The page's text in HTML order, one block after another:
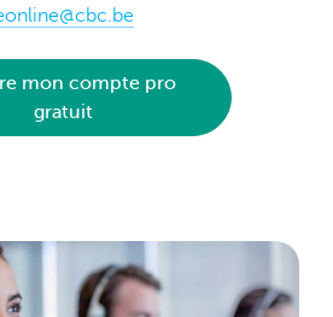
mon compte pro
gratuit